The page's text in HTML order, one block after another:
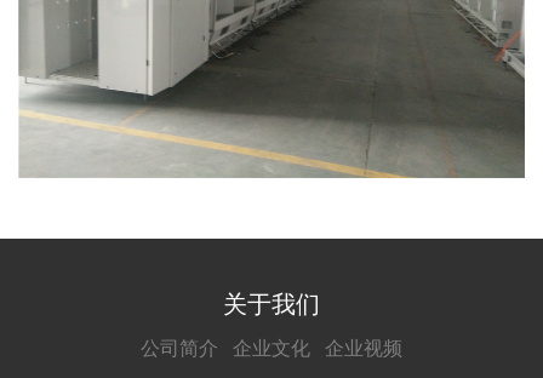
关于我们
公司简介 企业文化 企业视频